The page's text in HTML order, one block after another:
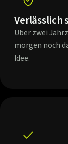
Verlässlich
Über zwei
morgen noch
Idee.